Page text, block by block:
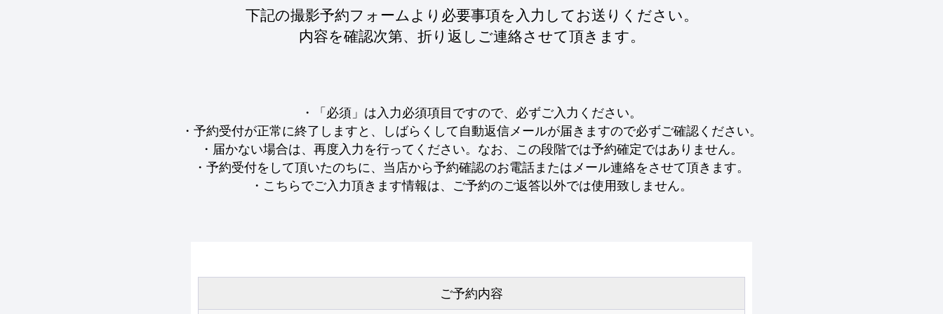
下記の撮影予約フォームより 必要事項を入力してお送りください。
内容を確認次第、 折り返しご連絡させて頂きます。
・「必須」は入力必須項目ですので、 必ずご入力ください。
・予約受付が正常に終了しますと、
しばらくして自動返信メールが届きますので必ずご確認ください。
・届かない場合は、 再度入力を行ってください。 なお、この段階では予約確定ではありません。
・予約受付をして頂いたのちに、 当店から予約確認のお電話またはメール連絡をさせて頂きます。
・こちらでご入力頂きます情報は、 ご予約のご返答以外では使用致しません。
ご予約内容